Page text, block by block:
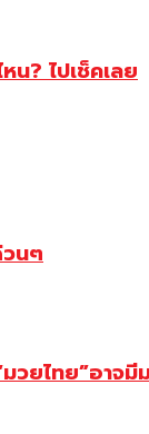
น? ไปเช็คเลย
วนๆ
วยไทย”อาจ